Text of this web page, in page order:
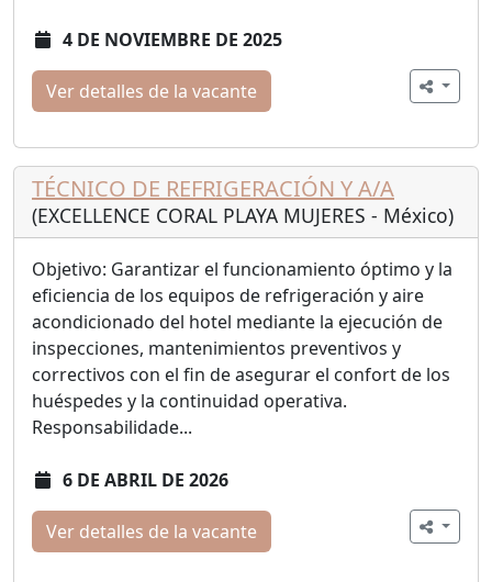
4 DE NOVIEMBRE DE 2025
Ver detalles de la vacante
TÉCNICO DE REFRIGERACIÓN Y A/A
(EXCELLENCE CORAL PLAYA MUJERES - México)
Objetivo: Garantizar el funcionamiento óptimo y la
eficiencia de los equipos de refrigeración y aire
acondicionado del hotel mediante la ejecución de
inspecciones, mantenimientos preventivos y
correctivos con el fin de asegurar el confort de los
huéspedes y la continuidad operativa.
Responsabilidade...
6 DE ABRIL DE 2026
Ver detalles de la vacante